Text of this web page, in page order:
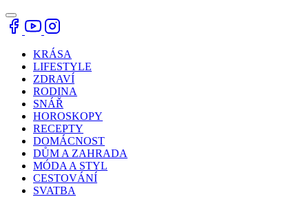
KRÁSA
LIFESTYLE
ZDRAVÍ
RODINA
SNÁŘ
HOROSKOPY
RECEPTY
DOMÁCNOST
DŮM A ZAHRADA
MÓDA A STYL
CESTOVÁNÍ
SVATBA